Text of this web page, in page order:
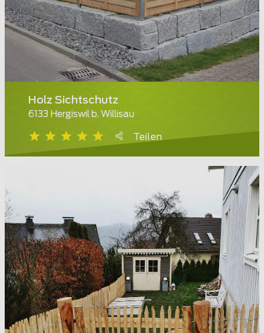
Holz Sichtschutz
6133 Hergiswil b. Willisau
Teilen